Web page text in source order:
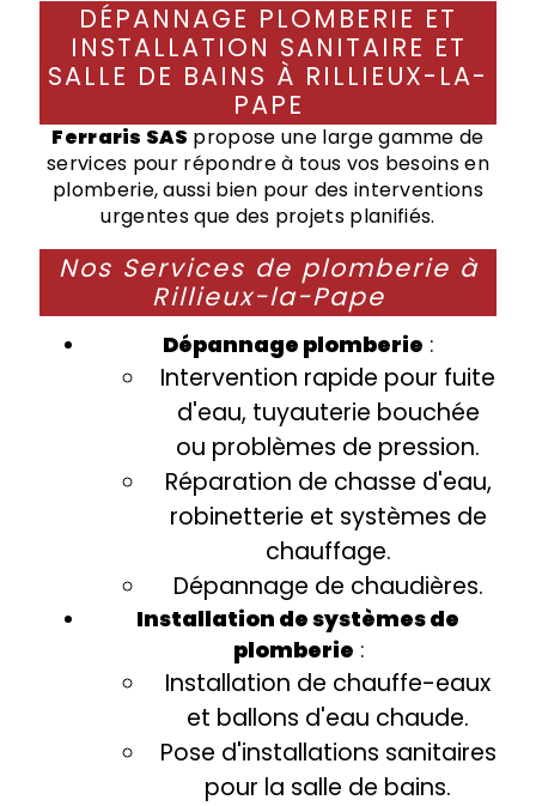
DÉPANNAGE PLOMBERIE ET
INSTALLATION SANITAIRE ET
SALLE DE BAINS À RILLIEUX-LA-
PAPE
Ferraris SAS propose une large gamme de
services pour répondre à tous vos besoins en
plomberie, aussi bien pour des interventions
urgentes que des projets planifiés.
Nos Services de plomberie à
Rillieux-la-Pape
Dépannage plomberie :
Intervention rapide pour fuite
d'eau, tuyauterie bouchée
ou problèmes de pression.
Réparation de chasse d'eau,
robinetterie et systèmes de
chauffage.
Dépannage de chaudières.
Installation de systèmes de
plomberie :
Installation de chauffe-eaux
et ballons d'eau chaude.
Pose d'installations sanitaires
pour la salle de bains.